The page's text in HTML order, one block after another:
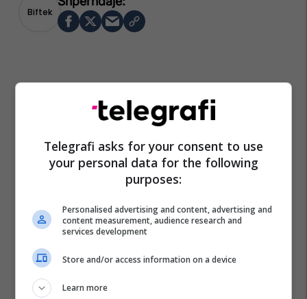
Biftek
Telegrafi asks for your consent to use
your personal data for the following
purposes:
Personalised advertising and content, advertising and
content measurement, audience research and
services development
Store and/or access information on a device
Learn more